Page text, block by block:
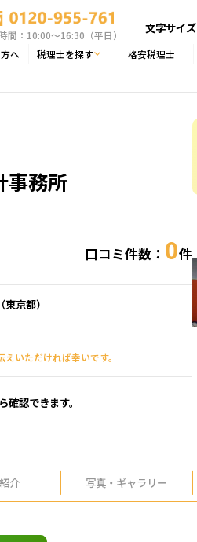
間：10:00〜16:30（平日） 文字サイズ
へ 税理士を探す 格安税理士
事務所
口コミ件数： 0件
東京都）
いただければ幸いです。
確認できます。
介 写真・ ギャラリー